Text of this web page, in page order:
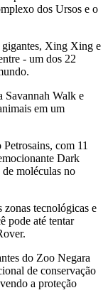
dos Ursos e o
gigantes, Xing Xing e
- um dos 22
Savannah Walk e
em um
com 11
Dark
moléculas no
zonas tecnológicas e
pode até tentar
do Zoo Negara
de conservação
a proteção